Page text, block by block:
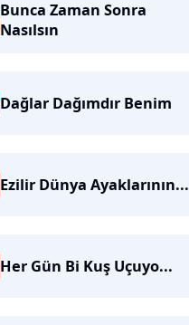
Bunca Zaman Sonra
Nasılsın
Dağlar Dağımdır Benim
Ezilir Dünya Ayaklarının...
Her Gün Bi Kuş Uçuyo...